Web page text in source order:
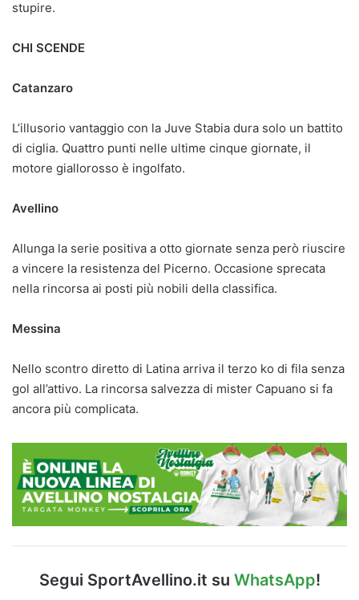
stupire.
CHI SCENDE
Catanzaro
L’illusorio vantaggio con la Juve Stabia dura solo un battito
di ciglia. Quattro punti nelle ultime cinque giornate, il
motore giallorosso è ingolfato.
Avellino
Allunga la serie positiva a otto giornate senza però riuscire
a vincere la resistenza del Picerno. Occasione sprecata
nella rincorsa ai posti più nobili della classifica.
Messina
Nello scontro diretto di Latina arriva il terzo ko di fila senza
gol all’attivo. La rincorsa salvezza di mister Capuano si fa
ancora più complicata.
Segui SportAvellino.it su WhatsApp!